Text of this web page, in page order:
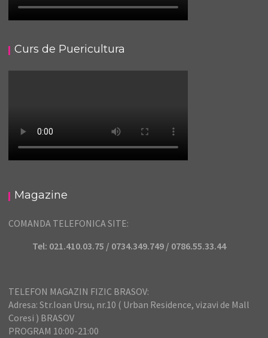
Curs de Puericultura
Magazine
COMANDA TELEFONICA SITE:
Tel: 021.410.03.75 / 0734.349.749 / 0786.55.33.44
TELEFON MAGAZIN FIZIC BRASOV:
Adresa: Str.Ioan Ursu, nr.10 ( Urban Residence, vizavi de Mall
Coresi ) BRASOV
PROGRAM 10:00-21:00